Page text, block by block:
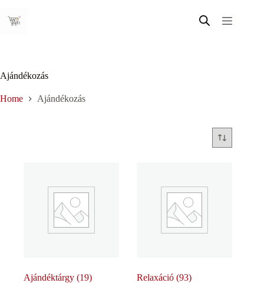
content
Ajándékozás
Home Ajándékozás
Ajándéktárgy (19) Relaxáció(93)